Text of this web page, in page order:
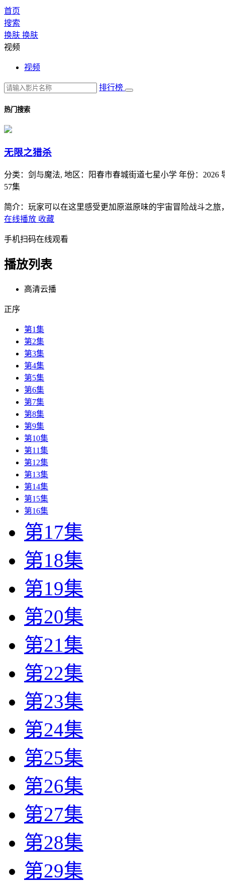
首页
搜索
换肤 换肤
视频
视频
排行榜
热门搜索
无限之猎杀
分类： 剑与魔法, 地区： 阳春市春城街道七星小学 年份： 2026
57集
简介：玩家可以在这里感受更加原滋原味的宇宙冒险战斗之
在线播放 收藏
手机扫码在线观看
播放列表
高清云播
正序
第1集
第2集
第3集
第4集
第5集
第6集
第7集
第8集
第9集
第10集
第11集
第12集
第13集
第14集
第15集
第16集
第17集
第18集
第19集
第20集
第21集
第22集
第23集
第24集
第25集
第26集
第27集
第28集
第29集